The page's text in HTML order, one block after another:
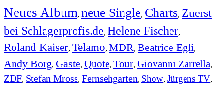
Neues Album, neue Single, Charts, Zuerst
bei Schlagerprofis.de, Helene Fischer,
Roland Kaiser, Telamo, MDR, Beatrice Egli,
Andy Borg, Gäste, Quote, Tour, Giovanni Zarrella,
ZDF, Stefan Mross, Fernsehgarten, Show, Jürgens TV,